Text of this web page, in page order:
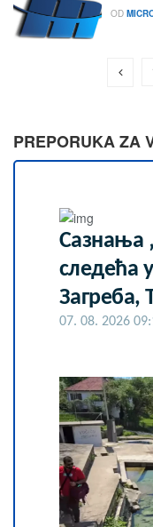
OD
PREPORUKA ZA
Сазнања
следећа
Загреба,
07. 08. 2026